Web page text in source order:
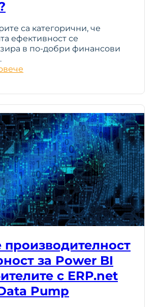
са категорични, че
ефективност се
в по-добри финансови
производителност
за Power BI
с ERP.net
Pump